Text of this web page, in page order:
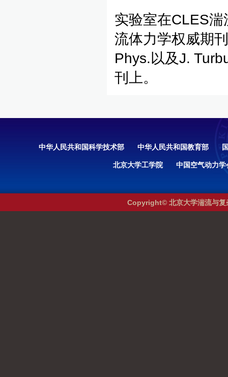
实验室在CLES
流体力学权威期
Phys.以及J.
刊上。
中华人民共和国科学技术部 中华人民共和国教育部
北京大学工学院 中国空气动力学
Copyright© 北京大学湍流与